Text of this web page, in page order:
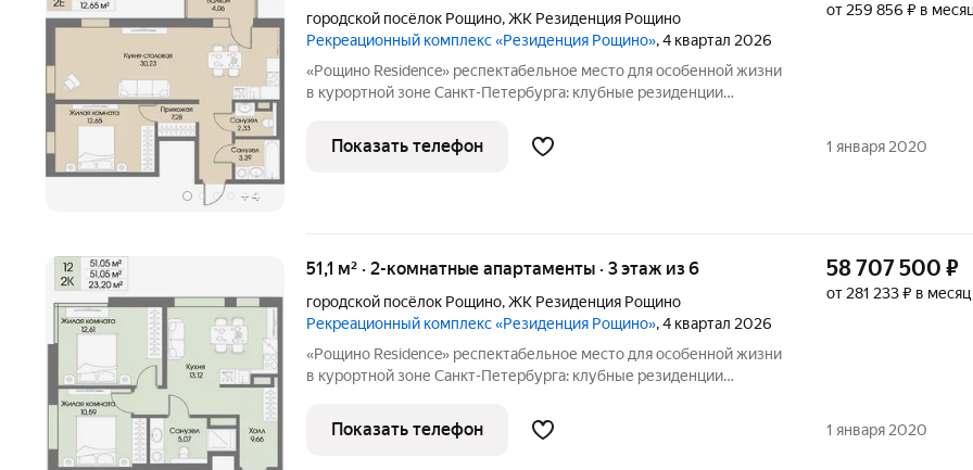
+ 4
городской посёлок Рощино,ЖК Резиденция Рощино
Рекреационный комплекс «Резиденция Рощино», 4 квартал 2026
«Рощино Residence» респектабельное место для особенной жизни
в курортной зоне Санкт-Петербурга: клубные резиденции
уровнем безопасности и масштабной инфраструктурой.
Приватная территория
от 259 856 ₽ в
Показать телефон 1 января 2020
51,1 м² · 2-комнатные апартаменты · 3 этаж из 6
городской посёлок Рощино,ЖК Резиденция Рощино
Рекреационный комплекс «Резиденция Рощино», 4 квартал 2026
«Рощино Residence» респектабельное место для особенной жизни
в курортной зоне Санкт-Петербурга: клубные резиденции
уровнем безопасности и масштабной инфраструктурой.
Приватная территория
58 707 500 ₽
от 281 233 ₽ в месяц
Показать телефон 1 января 2020